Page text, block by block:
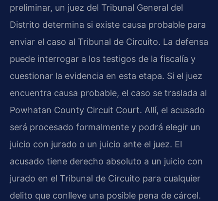
preliminar, un juez del Tribunal General del
Distrito determina si existe causa probable para
enviar el caso al Tribunal de Circuito. La defensa
puede interrogar a los testigos de la fiscalía y
cuestionar la evidencia en esta etapa. Si el juez
encuentra causa probable, el caso se traslada al
Powhatan County Circuit Court. Allí, el acusado
será procesado formalmente y podrá elegir un
juicio con jurado o un juicio ante el juez. El
acusado tiene derecho absoluto a un juicio con
jurado en el Tribunal de Circuito para cualquier
delito que conlleve una posible pena de cárcel.